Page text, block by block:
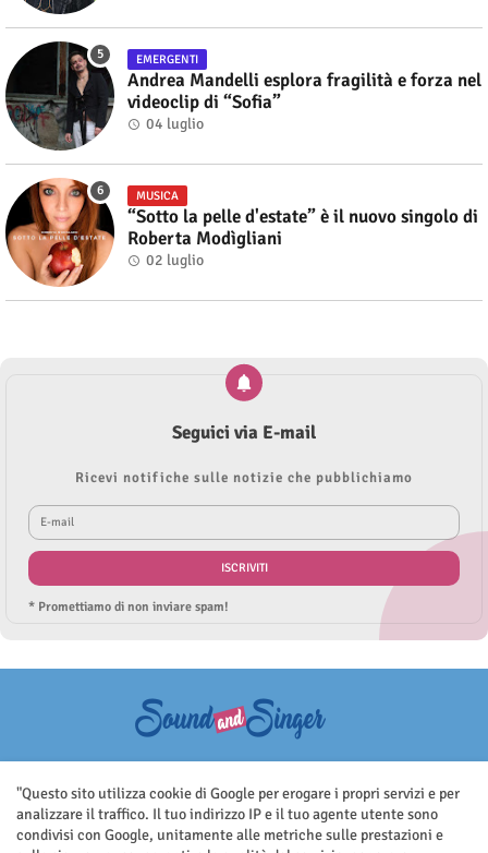
EMERGENTI
Andrea Mandelli esplora fragilità e forza nel
videoclip di “Sofia”
04 luglio
MUSICA
“Sotto la pelle d'estate” è il nuovo singolo di
Roberta Modìgliani
02 luglio
Seguici via E-mail
Ricevi notifiche sulle notizie che pubblichiamo
* Promettiamo di non inviare spam!
aggiornato senza nessuna periodicità. Non può pertanto considerarsi
un prodotto editoriale ai sensi della legge n.62 del 7.03.2001
"Questo sito utilizza cookie di Google per erogare i propri servizi e per
analizzare il traffico. Il tuo indirizzo IP e il tuo agente utente sono
condivisi con Google, unitamente alle metriche sulle prestazioni e